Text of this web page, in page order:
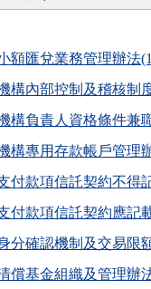
額匯兌業務管理辦法
構內部控制及稽核制
構負責人資格條件兼
構專用存款帳戶管理
付款項信託契約不得
付款項信託契約應記
分確認機制及交易限
償基金組織及管理辦